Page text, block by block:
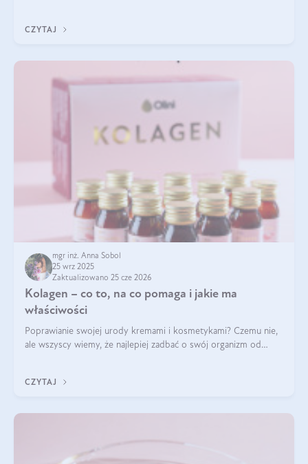
CZYTAJ
mgr inż. Anna Sobol
25 wrz 2025
Zaktualizowano 25 cze 2026
Kolagen – co to, na co pomaga i jakie ma
właściwości
Poprawianie swojej urody kremami i kosmetykami? Czemu nie,
ale wszyscy wiemy, że najlepiej zadbać o swój organizm od
wysokiej jakości suplem
CZYTAJ